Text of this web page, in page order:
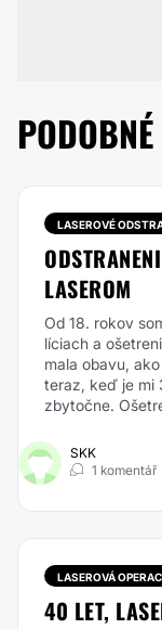
LASEROVÉ
LASEROM
Od 18. rokov
líciach a
mala obavu,
teraz, keď je mi
zbytočne.
SKK
1 komentář
LASEROVÁ
40 LET,